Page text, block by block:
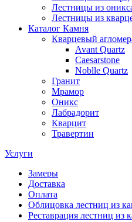
Лестницы из
Лестницы из
Каталог Камня
Кварцевый
Avant Quartz
Caesarstone
Noblle Quartz
Гранит
Мрамор
Оникс
Лабрадорит
Кварцит
Травертин
Услуги
Замеры
Доставка
Оплата
Облицовка лестниц из
Реставрация лестниц из